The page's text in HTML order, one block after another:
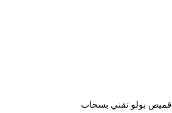
قميص بولو تقني بسحاب